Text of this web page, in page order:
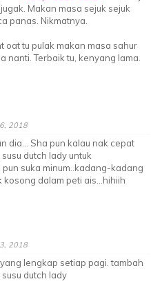
Makan masa sejuk sejuk
panas. Nikmatnya.
oat tu pulak makan masa sahur
nanti. Terbaik tu, kenyang lama.
2018
dia... Sha pun kalau nak cepat
dutch lady untuk
suka minum..kadang-kadang
dalam peti ais...hihiih
2018
lengkap setiap pagi. tambah
dutch lady